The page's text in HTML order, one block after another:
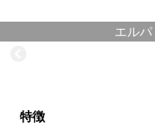
エル
特徴